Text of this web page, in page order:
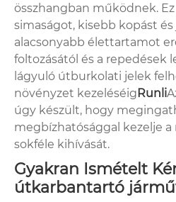
összhangban működnek.
simaságot, kisebb kopást
alacsonyabb élettartamot
foltozásától és a repedések
lágyuló útburkolati jelek
növényzet kezeléséigRunli
úgy készült, hogy
megbízhatósággal kezelje
sokféle kihívását.
Gyakran Ismételt
útkarbantartó